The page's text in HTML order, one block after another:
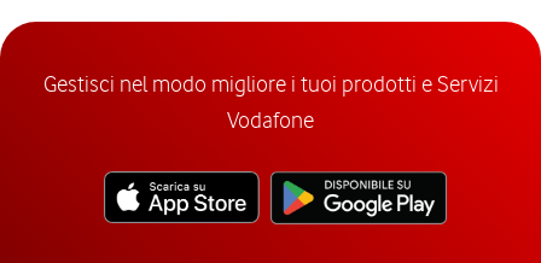
Gestisci nel modo migliore i tuoi prodotti e Servizi
Vodafone